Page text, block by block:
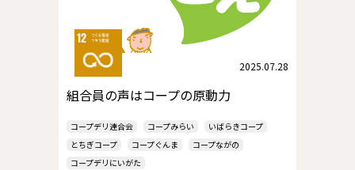
2025.07.28
組合員の声はコープの原動力
コープデリ連合会 コープみらい
いばらきコープ
とちぎコープ
コープぐんま
コープながの
コープデリにいがた